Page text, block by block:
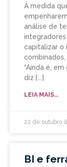
À medida
análise de
capitalizar o
“Ainda é,
diz
LEIA MAIS...
22 de outubro
BI e